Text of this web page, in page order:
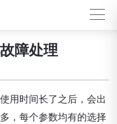
障处理
用时间长了之后，会出
，每个参数均有的选择